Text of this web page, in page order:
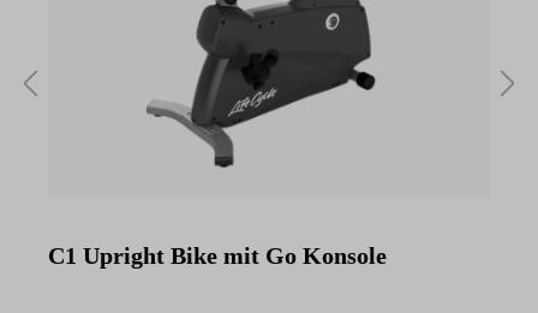
C1 Upright Bike mit Go Konsole